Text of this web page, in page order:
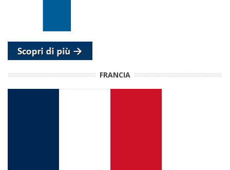
FRANCIA